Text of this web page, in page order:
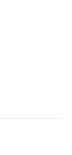
Our exclusive